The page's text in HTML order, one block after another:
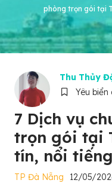
phòng trọn gói tại
Thu Thủy
Yêu
7 Dịch vụ
trọn gói tại
tín, nổi
TP Đà Nẵng 12/05/